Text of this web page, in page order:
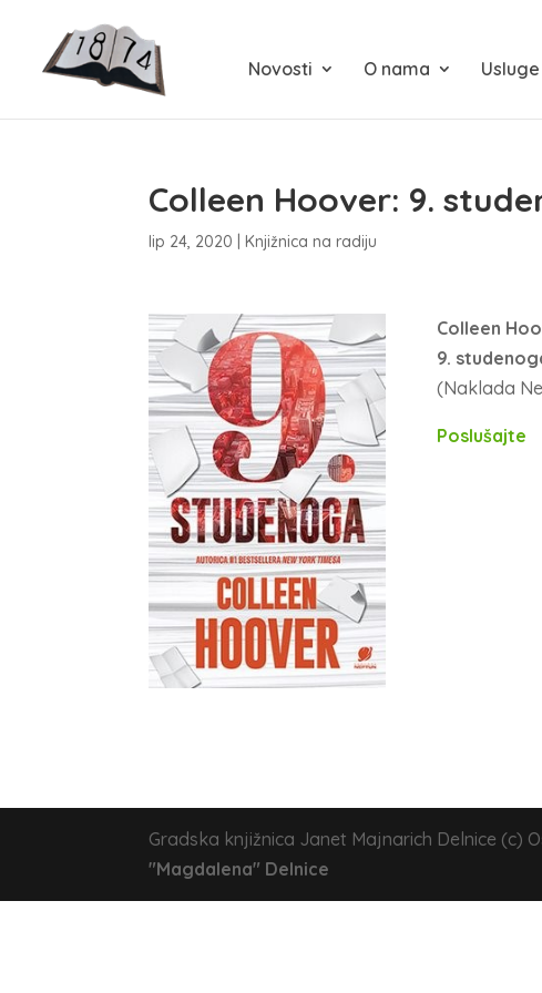
Novosti O nama Usluge
Colleen Hoover: 9.
lip 24, 2020 |Knjižnica na radiju
Colleen
9.
(Naklada
Poslušajte
Gradska knjižnica Janet Majnarich Delnice (c)
"Magdalena" Delnice